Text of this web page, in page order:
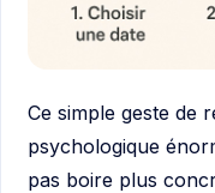
Ce simple geste de
psychologique
pas boire plus